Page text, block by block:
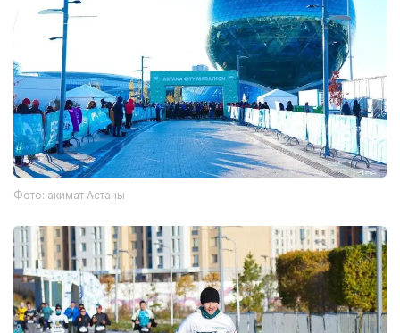
Фото: акимат Астаны